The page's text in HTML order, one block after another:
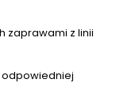
zaprawami z linii
odpowiedniej